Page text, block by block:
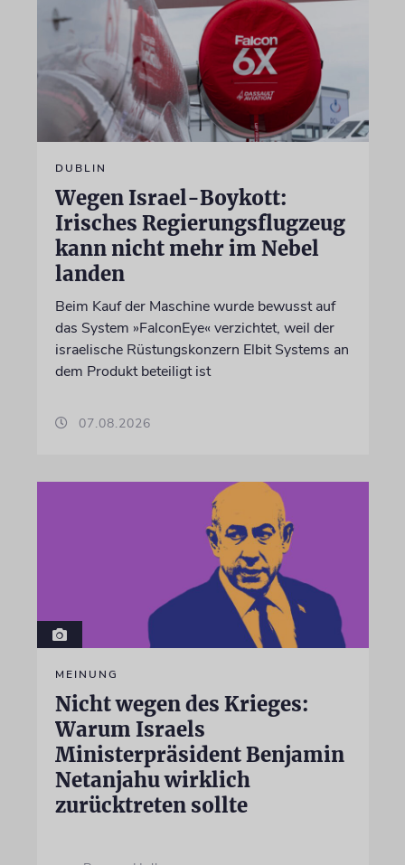
DUBLIN
Wegen Israel-Boykott:
Irisches Regierungsflugzeug
kann nicht mehr im Nebel
landen
Beim Kauf der Maschine wurde bewusst auf
das System »FalconEye« verzichtet, weil der
israelische Rüstungskonzern Elbit Systems an
dem Produkt beteiligt ist
07.08.2026
MEINUNG
Nicht wegen des Krieges:
Warum Israels
Ministerpräsident Benjamin
Netanjahu wirklich
zurücktreten sollte